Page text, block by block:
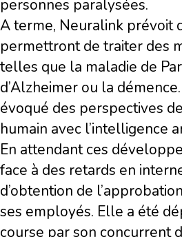
personnes paralysées.
A terme, Neuralink prévoit
permettront de traiter des
telles que la maladie de
d’Alzheimer ou la
évoqué des perspectives
humain avec l’intelligence
En attendant ces
face à des retards en
d’obtention de
ses employés. Elle a été
course par son concurrent